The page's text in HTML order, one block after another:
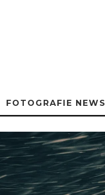
FOTOGRAFIE NEWS